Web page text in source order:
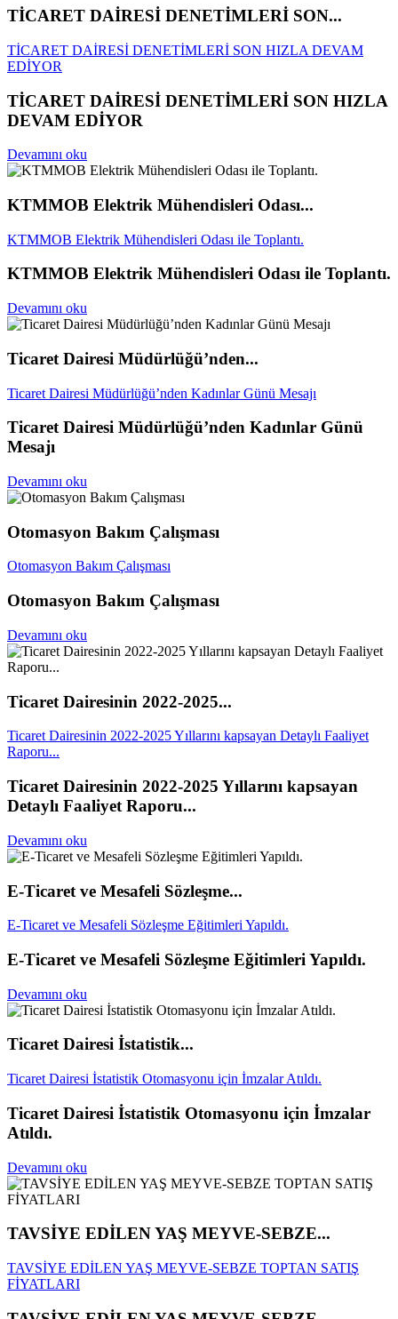
TİCARET DAİRESİ DENETİMLERİ SON...
TİCARET DAİRESİ DENETİMLERİ SON HIZLA DEVAM
EDİYOR
TİCARET DAİRESİ DENETİMLERİ SON HIZLA
DEVAM EDİYOR
Devamını oku
KTMMOB Elektrik Mühendisleri Odası...
KTMMOB Elektrik Mühendisleri Odası ile Toplantı.
KTMMOB Elektrik Mühendisleri Odası ile Toplantı.
Devamını oku
Ticaret Dairesi Müdürlüğü’nden...
Ticaret Dairesi Müdürlüğü’nden Kadınlar Günü Mesajı
Ticaret Dairesi Müdürlüğü’nden Kadınlar Günü
Mesajı
Devamını oku
Otomasyon Bakım Çalışması
Otomasyon Bakım Çalışması
Otomasyon Bakım Çalışması
Devamını oku
Ticaret Dairesinin 2022-2025...
Ticaret Dairesinin 2022-2025 Yıllarını kapsayan Detaylı Faaliyet
Raporu...
Ticaret Dairesinin 2022-2025 Yıllarını kapsayan
Detaylı Faaliyet Raporu...
Devamını oku
E-Ticaret ve Mesafeli Sözleşme...
E-Ticaret ve Mesafeli Sözleşme Eğitimleri Yapıldı.
E-Ticaret ve Mesafeli Sözleşme Eğitimleri Yapıldı.
Devamını oku
Ticaret Dairesi İstatistik...
Ticaret Dairesi İstatistik Otomasyonu için İmzalar Atıldı.
Ticaret Dairesi İstatistik Otomasyonu için İmzalar
Atıldı.
Devamını oku
TAVSİYE EDİLEN YAŞ MEYVE-SEBZE...
TAVSİYE EDİLEN YAŞ MEYVE-SEBZE TOPTAN SATIŞ
FİYATLARI